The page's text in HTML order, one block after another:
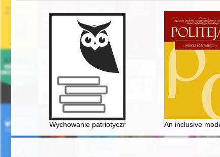
Wychowanie patriotyczne Polaków : przeszłość i
An inclusive